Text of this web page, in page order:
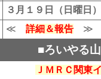
３月１９日（日曜日）
≪ 詳細＆報告 ≫
■ろいやる
ＪＭＲＣ関東